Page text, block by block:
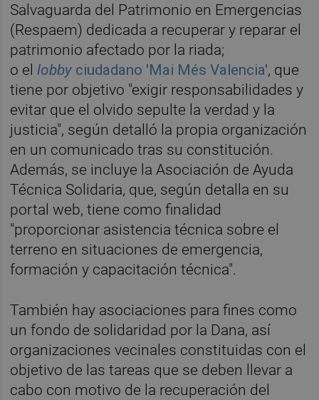
Salvaguarda del Patrimonio en Emergencias
(Respaem) dedicada a recuperar y reparar el
patrimonio afectado por la riada;
o ellobby ciudadano 'Mai Més Valencia', que
tiene por objetivo "exigir responsabilidades y
evitar que el olvido sepulte la verdad y la
justicia", según detalló la propia organización
en un comunicado tras su constitución.
Además, se incluye la Asociación de Ayuda
Técnica Solidaria, que, según detalla en su
portal web, tiene como finalidad
"proporcionar asistencia técnica sobre el
terreno en situaciones de emergencia,
formación y capacitación técnica".
También hay asociaciones para fines como
un fondo de solidaridad por la Dana, así
organizaciones vecinales constituidas con el
objetivo de las tareas que se deben llevar a
cabo con motivo de la recuperación del